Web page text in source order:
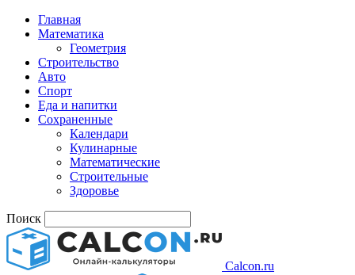
Главная
Математика
Геометрия
Строительство
Авто
Спорт
Еда и напитки
Сохраненные
Календари
Кулинарные
Математические
Строительные
Здоровье
Поиск
Calcon.ru